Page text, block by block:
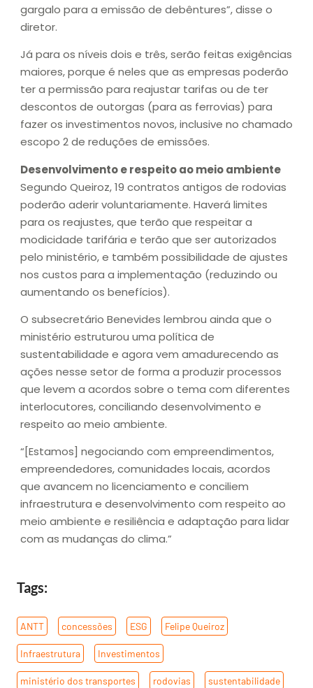
gargalo para a emissão de debêntures”, disse o
diretor.
Já para os níveis dois e três, serão feitas exigências
maiores, porque é neles que as empresas poderão
ter a permissão para reajustar tarifas ou de ter
descontos de outorgas (para as ferrovias) para
fazer os investimentos novos, inclusive no chamado
escopo 2 de reduções de emissões.
Desenvolvimento e respeito ao meio ambiente
Segundo Queiroz, 19 contratos antigos de rodovias
poderão aderir voluntariamente. Haverá limites
para os reajustes, que terão que respeitar a
modicidade tarifária e terão que ser autorizados
pelo ministério, e também possibilidade de ajustes
nos custos para a implementação (reduzindo ou
aumentando os benefícios).
O subsecretário Benevides lembrou ainda que o
ministério estruturou uma política de
sustentabilidade e agora vem amadurecendo as
ações nesse setor de forma a produzir processos
que levem a acordos sobre o tema com diferentes
interlocutores, conciliando desenvolvimento e
respeito ao meio ambiente.
“[Estamos] negociando com empreendimentos,
empreendedores, comunidades locais, acordos
que avancem no licenciamento e conciliem
infraestrutura e desenvolvimento com respeito ao
meio ambiente e resiliência e adaptação para lidar
com as mudanças do clima.”
Tags:
ANTT concessões ESG Felipe Queiroz
Infraestrutura Investimentos
ministério dos transportes rodovias sustentabilidade